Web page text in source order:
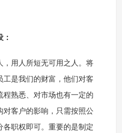
，用人所短无可用之人。将
工是我们的财富，他们对客
程熟悉、对市场也有一定的
对客户的影响，只需按照公
各职权即可。重要的是制定